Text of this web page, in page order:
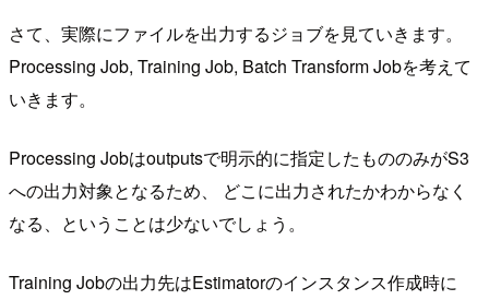
さて、実際にファイルを出力するジョブを見ていきます。
Processing Job, Training Job, Batch Transform Jobを考えて
いきます。
Processing Jobはoutputsで明示的に指定したもののみがS3
への出力対象となるため、 どこに出力されたかわからなく
なる、ということは少ないでしょう。
Training Jobの出力先はEstimatorのインスタンス作成時に